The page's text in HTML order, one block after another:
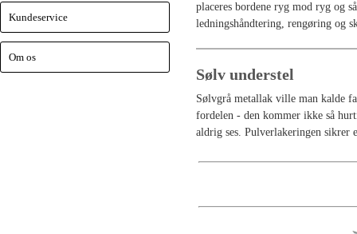
placeres bordene ryg mod ryg og
ledningshåndtering, rengøring og
Sølv understel
Sølvgrå metallak ville man kalde
fordelen - den kommer ikke så
aldrig ses. Pulverlakeringen sikrer
Kundeservice
Om os